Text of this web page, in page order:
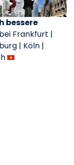
bessere
Frankfurt |
| Köln |